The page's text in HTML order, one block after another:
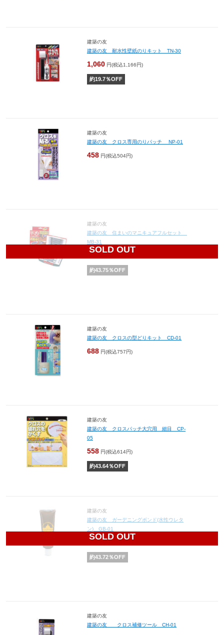
建築の友
建築の友 耐水性壁紙のりキット TN-30
1,060 円(税込1,166円)
約19.7％OFF
建築の友
建築の友 クロス専用のりパッチ NP-01
458 円(税込504円)
SOLD OUT
建築の友
建築の友 住まいのマニキュアフルセット
MB-31
4,950
約43.75％OFF
建築の友
建築の友 クロスの型どりキット CD-01
688 円(税込757円)
建築の友
建築の友 クロスパッチ大穴用 細目 CP-
05
558 円(税込614円)
約43.64％OFF
SOLD OUT
建築の友
建築の友 ガーデニングボンド(水性ウレタ
ン) GB-01
484
約43.72％OFF
建築の友
建築の友 クロス補修ツール CH-01